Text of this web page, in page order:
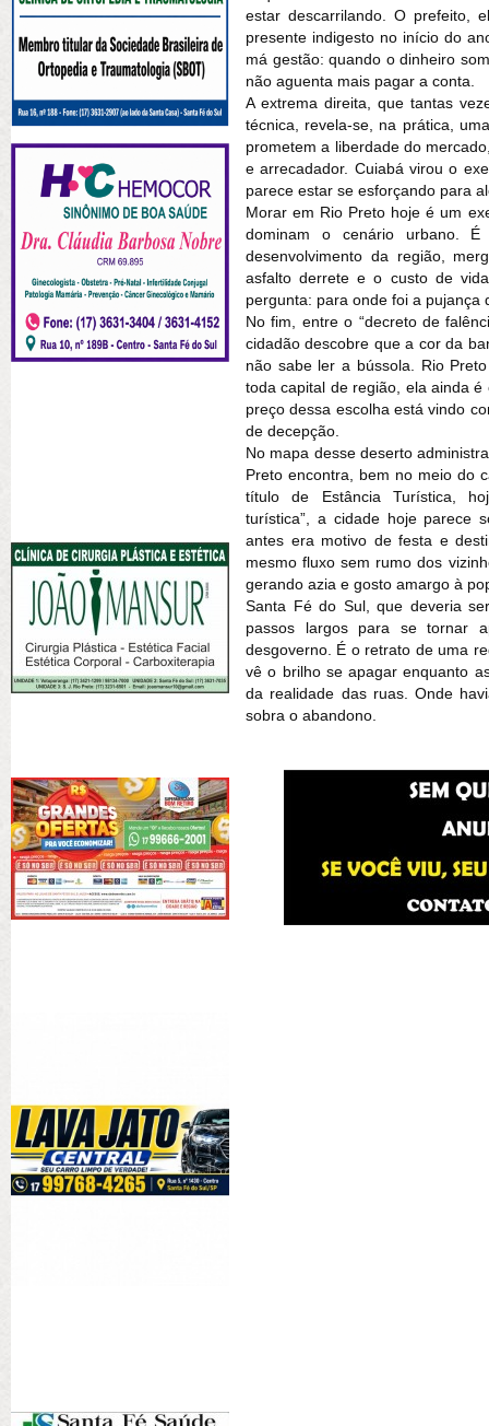
estar descarrilando. O prefeito,
presente indigesto no início do
má gestão: quando o dinheiro
não aguenta mais pagar a conta.
A extrema direita, que tantas
técnica, revela-se, na prática,
prometem a liberdade do
e arrecadador. Cuiabá virou o
parece estar se esforçando para
Morar em Rio Preto hoje é um
dominam o cenário urbano.
desenvolvimento da região,
asfalto derrete e o custo de
pergunta: para onde foi a pujança
No fim, entre o “decreto de
cidadão descobre que a cor da
não sabe ler a bússola. Rio
toda capital de região, ela ainda
preço dessa escolha está vindo
de decepção.
No mapa desse deserto
Preto encontra, bem no meio do
título de Estância Turística,
turística”, a cidade hoje parece
antes era motivo de festa e
mesmo fluxo sem rumo dos
gerando azia e gosto amargo à
Santa Fé do Sul, que deveria
passos largos para se tornar
desgoverno. É o retrato de uma
vê o brilho se apagar enquanto
da realidade das ruas. Onde
sobra o abandono.